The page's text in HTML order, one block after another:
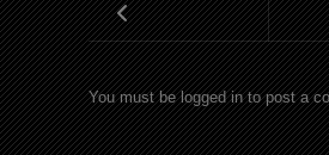
You must be logged in to post a